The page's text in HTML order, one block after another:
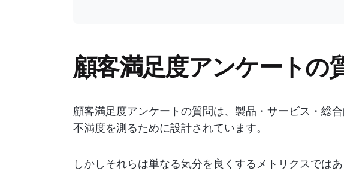
顧客満足度アンケートの
顧客満足度アンケートの質問は、製品・サービス・総
不満度を測るために設計されています。
しかしそれらは単なる気分を良くするメトリクスでは